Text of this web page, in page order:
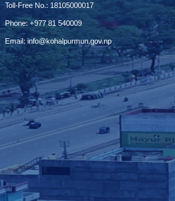
Toll-Free No.: 18105000017
Phone: +977 81 540009
Email: info@kohalpurmun.gov.np